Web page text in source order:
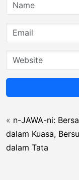
« n-JAWA-ni:
dalam Kuasa,
dalam Tata